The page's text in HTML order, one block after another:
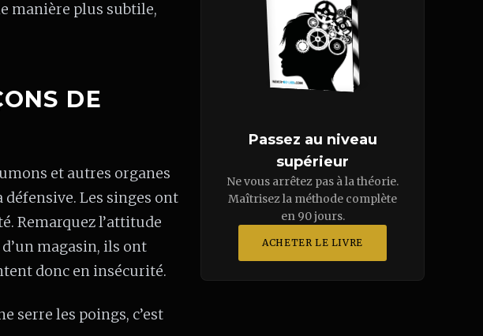
manière plus subtile,
DE
et autres organes
Les singes ont
Remarquez l’attitude
magasin, ils ont
donc en insécurité.
serre les poings, c’est
Passez au niveau
supérieur
Ne vous arrêtez pas à la théorie.
Maîtrisez la méthode complète
en 90 jours.
ACHETER LE LIVRE